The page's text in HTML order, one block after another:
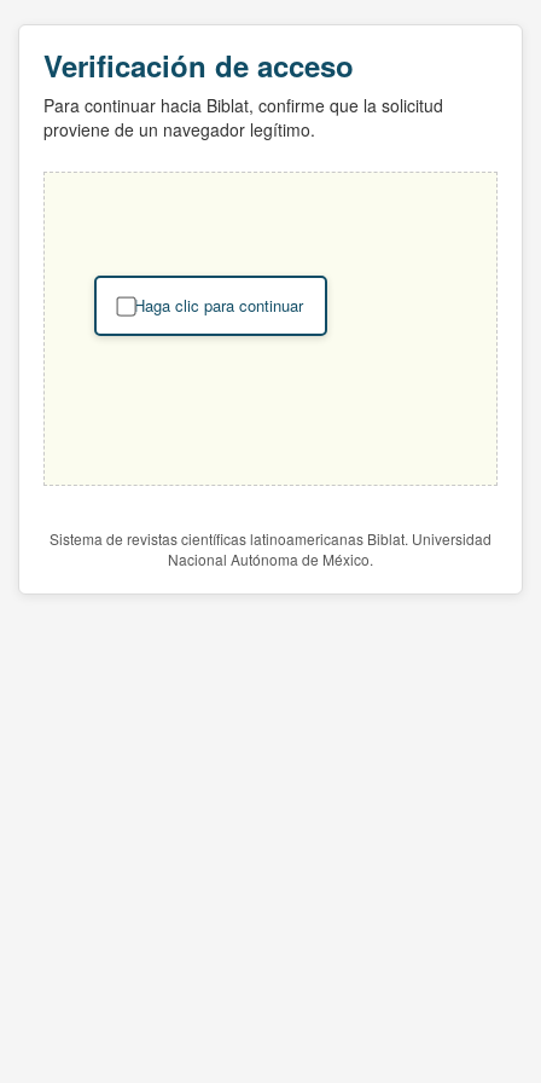
Verificación de acceso
Para continuar hacia Biblat, confirme que la solicitud
proviene de un navegador legítimo.
Haga clic para continuar
Sistema de revistas científicas latinoamericanas Biblat. Universidad
Nacional Autónoma de México.